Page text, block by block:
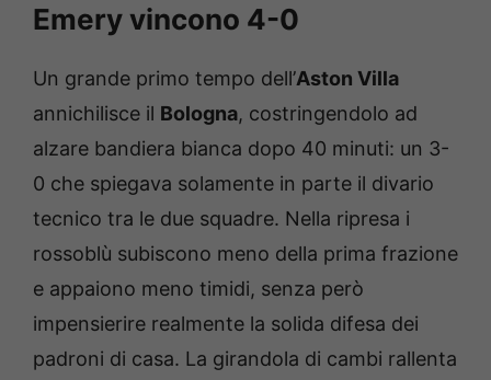
Emery vincono 4-0
Un grande primo tempo dell’Aston Villa
annichilisce il Bologna, costringendolo ad
alzare bandiera bianca dopo 40 minuti: un 3-
0 che spiegava solamente in parte il divario
tecnico tra le due squadre. Nella ripresa i
rossoblù subiscono meno della prima frazione
e appaiono meno timidi, senza però
impensierire realmente la solida difesa dei
padroni di casa. La girandola di cambi rallenta